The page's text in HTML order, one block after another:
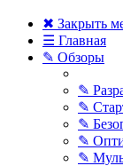
✖ Закрыть
☰ Главная
✎ Обзоры
✎
✎
✎
✎
✎